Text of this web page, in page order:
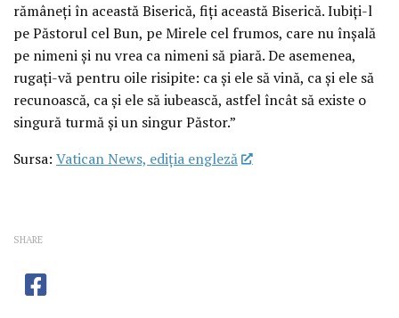
rămâneți în această Biserică, fiți această Biserică. Iubiți-l
pe Păstorul cel Bun, pe Mirele cel frumos, care nu înșală
pe nimeni și nu vrea ca nimeni să piară. De asemenea,
rugați-vă pentru oile risipite: ca și ele să vină, ca și ele să
recunoască, ca și ele să iubească, astfel încât să existe o
singură turmă și un singur Păstor.”
Sursa: Vatican News, ediția engleză
SHARE